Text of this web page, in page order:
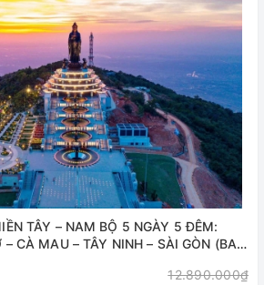
TÂY – NAM BỘ 5 NGÀY 5 ĐÊM:
– CÀ MAU – TÂY NINH – SÀI GÒN (BAY
12.890.000₫